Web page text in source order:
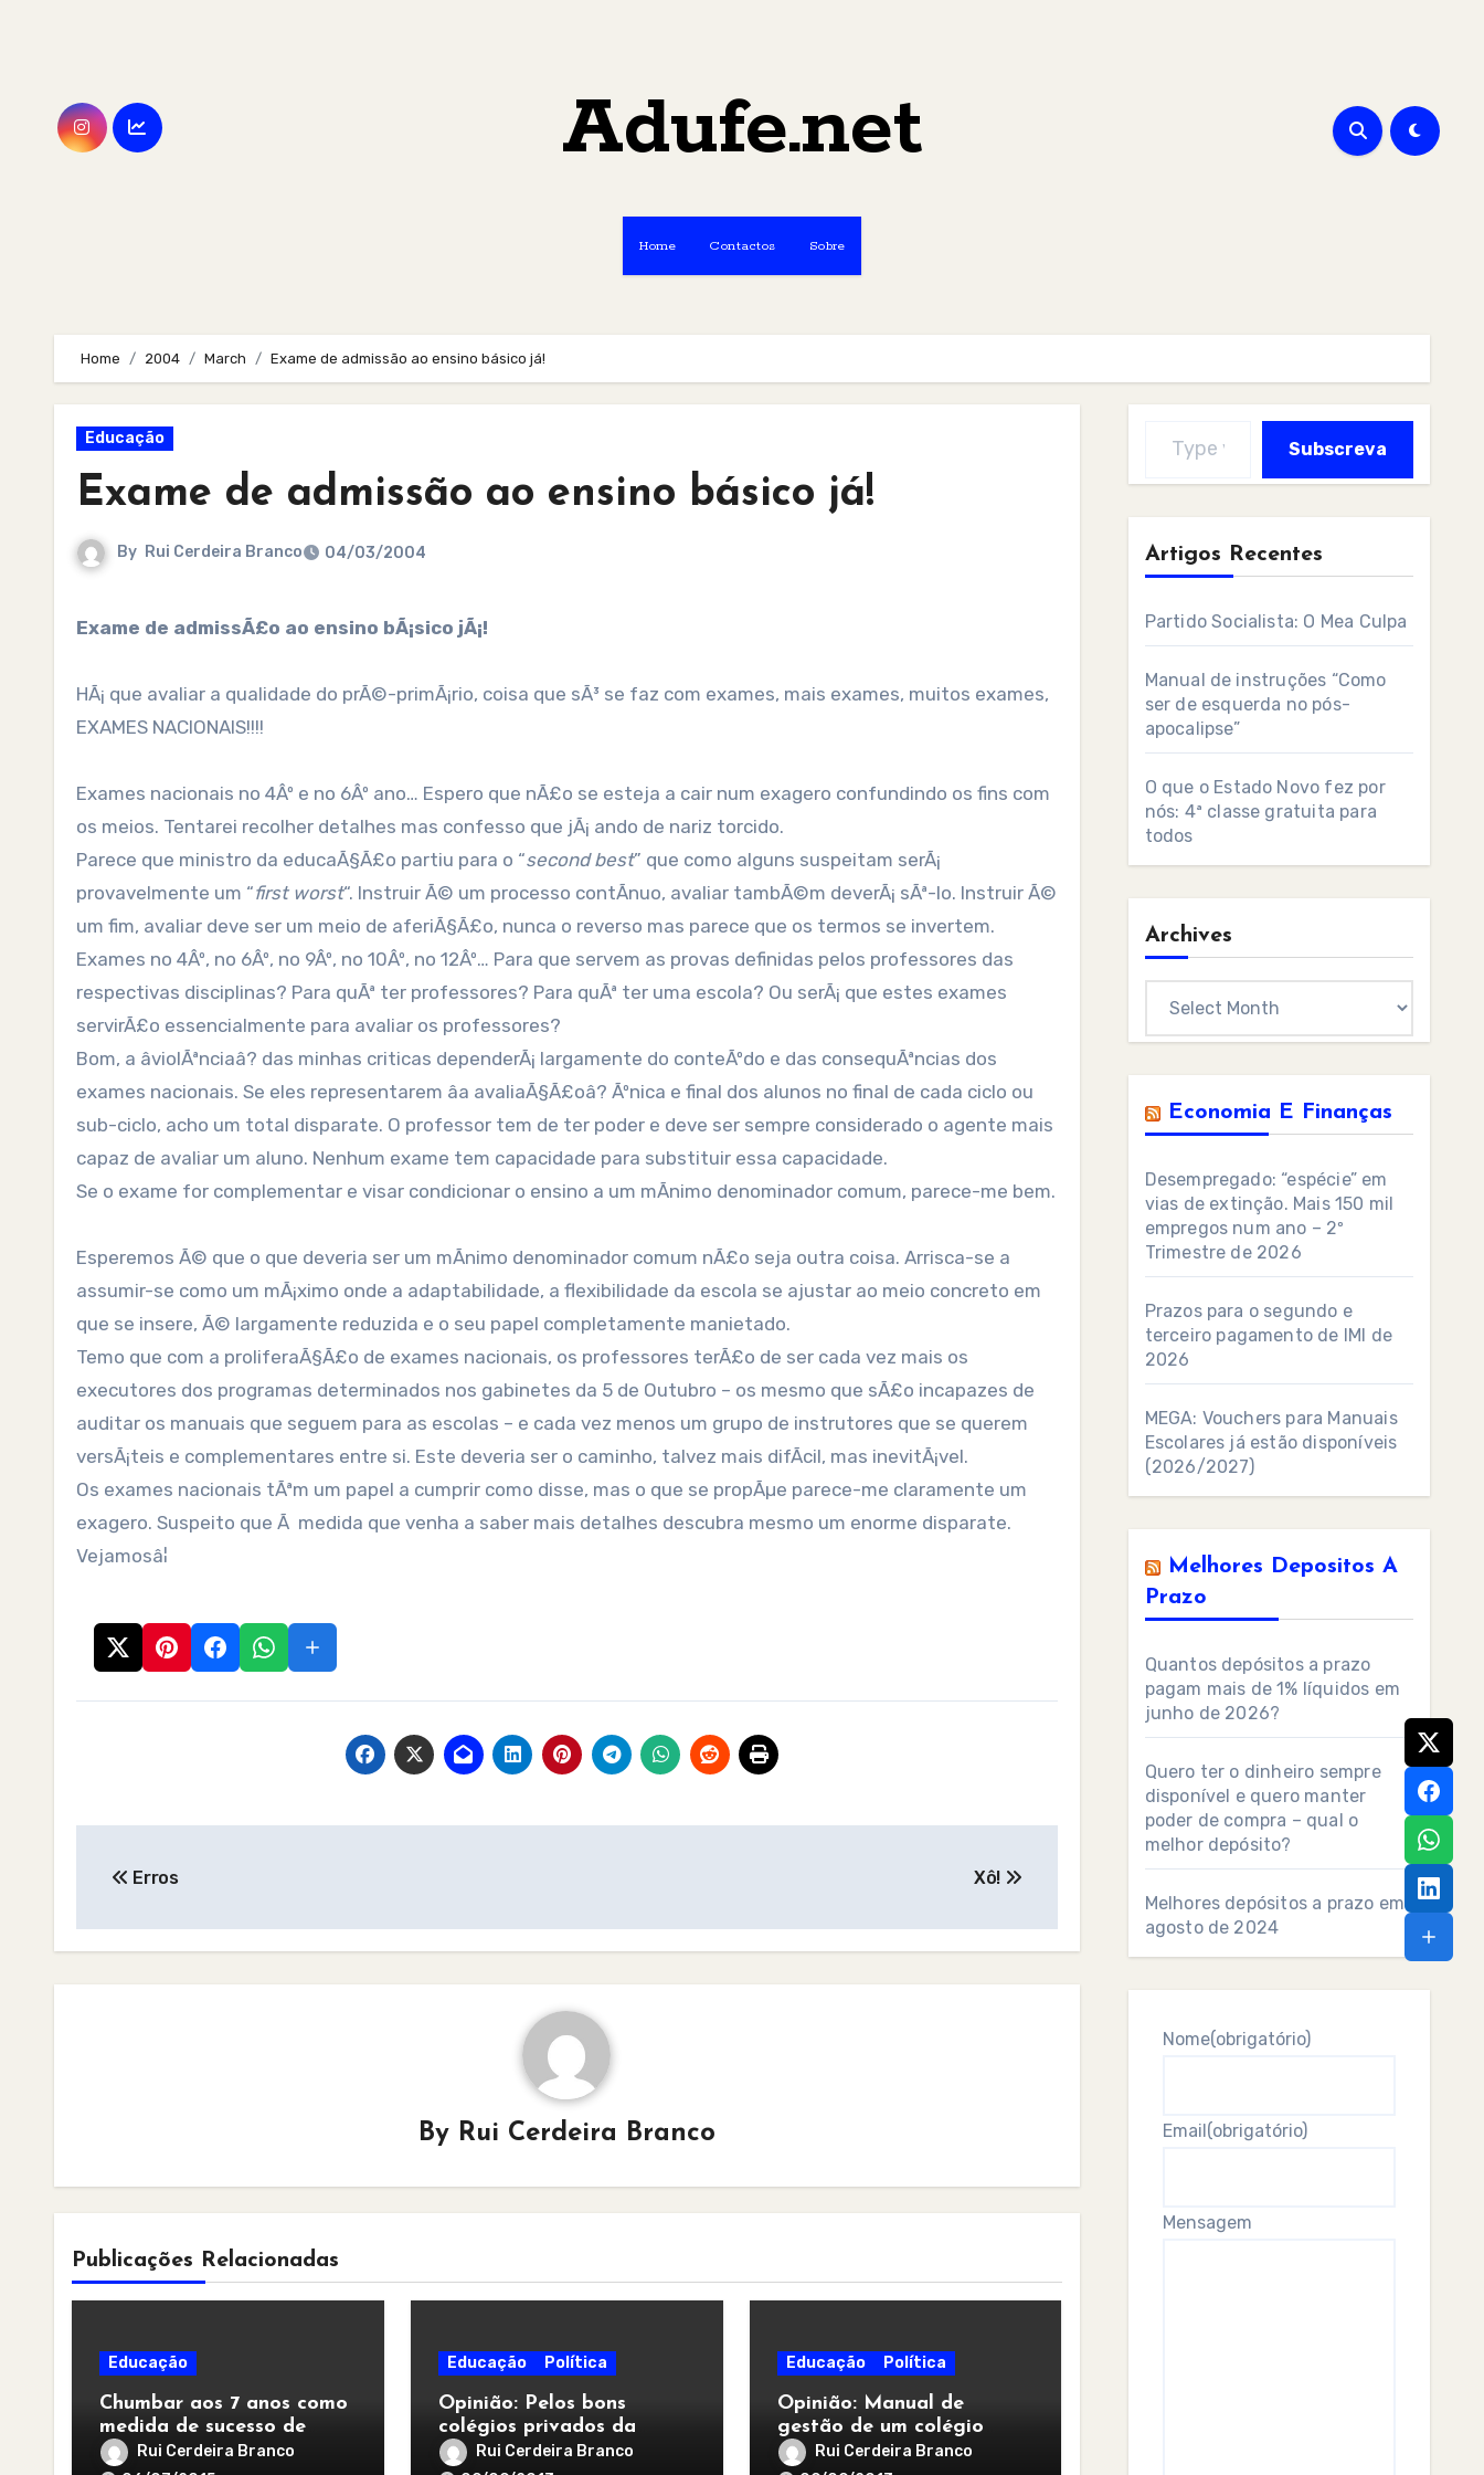
Adufe.net
Home Contactos Sobre
Home 2004 March Exame de admissão ao ensino básico já!
Educação
Exame de admissão ao ensino básico já!
By Rui Cerdeira Branco 04/03/2004
Exame de admissÃ£o ao ensino bÃ¡sico jÃ¡!
HÃ¡ que avaliar a qualidade do prÃ©-primÃ¡rio, coisa que sÃ³ se faz com exames, mais exames, muitos exames,
EXAMES NACIONAIS!!!!
Exames nacionais no 4Âº e no 6Âº ano… Espero que nÃ£o se esteja a cair num exagero confundindo os fins com
os meios. Tentarei recolher detalhes mas confesso que jÃ¡ ando de nariz torcido.
Parece que ministro da educaÃ§Ã£o partiu para o “second best” que como alguns suspeitam serÃ¡
provavelmente um “first worst“. Instruir Ã© um processo contÃ­nuo, avaliar tambÃ©m deverÃ¡ sÃª-lo. Instruir Ã©
um fim, avaliar deve ser um meio de aferiÃ§Ã£o, nunca o reverso mas parece que os termos se invertem.
Exames no 4Âº, no 6Âº, no 9Âº, no 10Âº, no 12Âº… Para que servem as provas definidas pelos professores das
respectivas disciplinas? Para quÃª ter professores? Para quÃª ter uma escola? Ou serÃ¡ que estes exames
servirÃ£o essencialmente para avaliar os professores?
Bom, a âviolÃªnciaâ? das minhas criticas dependerÃ¡ largamente do conteÃºdo e das consequÃªncias dos
exames nacionais. Se eles representarem âa avaliaÃ§Ã£oâ? Ãºnica e final dos alunos no final de cada ciclo ou
sub-ciclo, acho um total disparate. O professor tem de ter poder e deve ser sempre considerado o agente mais
capaz de avaliar um aluno. Nenhum exame tem capacidade para substituir essa capacidade.
Se o exame for complementar e visar condicionar o ensino a um mÃ­nimo denominador comum, parece-me bem.
Esperemos Ã© que o que deveria ser um mÃ­nimo denominador comum nÃ£o seja outra coisa. Arrisca-se a
assumir-se como um mÃ¡ximo onde a adaptabilidade, a flexibilidade da escola se ajustar ao meio concreto em
que se insere, Ã© largamente reduzida e o seu papel completamente manietado.
Temo que com a proliferaÃ§Ã£o de exames nacionais, os professores terÃ£o de ser cada vez mais os
executores dos programas determinados nos gabinetes da 5 de Outubro – os mesmo que sÃ£o incapazes de
auditar os manuais que seguem para as escolas – e cada vez menos um grupo de instrutores que se querem
versÃ¡teis e complementares entre si. Este deveria ser o caminho, talvez mais difÃ­cil, mas inevitÃ¡vel.
Os exames nacionais tÃªm um papel a cumprir como disse, mas o que se propÃµe parece-me claramente um
exagero. Suspeito que Ã medida que venha a saber mais detalhes descubra mesmo um enorme disparate.
Vejamosâ¦
navigation
Erros Xô!
By Rui Cerdeira Branco
Publicações Relacionadas
Educação
Chumbar aos 7 anos como
medida de sucesso de
todo o sistema de ensino
Rui Cerdeira Branco
Educação Política
Opinião: Pelos bons
colégios privados da
capitalRui Cerdeira Branco
Educação Política
Opinião: Manual de
gestão de um colégio
privado para tótós
Rui Cerdeira Branco
Subscreva
Artigos Recentes
Partido Socialista: O Mea Culpa
Manual de instruções “Como
ser de esquerda no pós-
apocalipse”
O que o Estado Novo fez por
nós: 4ª classe gratuita para
todos
Archives
Economia E Finanças
Desempregado: “espécie” em
vias de extinção. Mais 150 mil
empregos num ano – 2º
Trimestre de 2026
Prazos para o segundo e
terceiro pagamento de IMI de
2026
MEGA: Vouchers para Manuais
Escolares já estão disponíveis
(2026/2027)
Melhores Depositos A
Prazo
Quantos depósitos a prazo
pagam mais de 1% líquidos em
junho de 2026?
Quero ter o dinheiro sempre
disponível e quero manter
poder de compra – qual o
melhor depósito?
Melhores depósitos a prazo em
agosto de 2024
Nome(obrigatório)
Email(obrigatório)
Mensagem